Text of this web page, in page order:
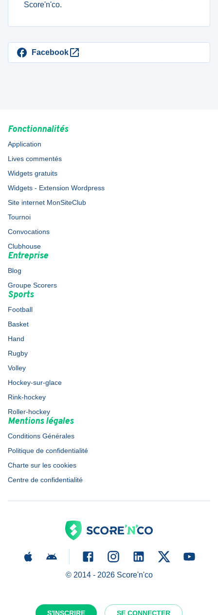
S'INSCRIRE SE CONNECTER
Score'n'co.
Facebook
Fonctionnalités
Application
Lives commentés
Widgets gratuits
Widgets - Extension Wordpress
Site internet MonSiteClub
Tournoi
Convocations
Clubhouse
Entreprise
Blog
Groupe Scorers
Sports
Football
Basket
Hand
Rugby
Volley
Hockey-sur-glace
Rink-hockey
Roller-hockey
Mentions légales
Conditions Générales
Politique de confidentialité
Charte sur les cookies
Centre de confidentialité
© 2014 - 2026Score'n'co